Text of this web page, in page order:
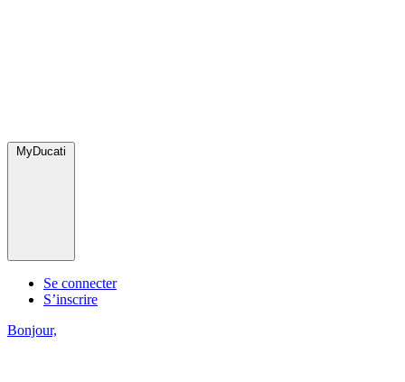
MyDucati
Se connecter
S’inscrire
Bonjour,